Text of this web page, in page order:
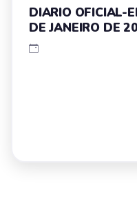
DIARIO OFICIAL-
DE JANEIRO DE